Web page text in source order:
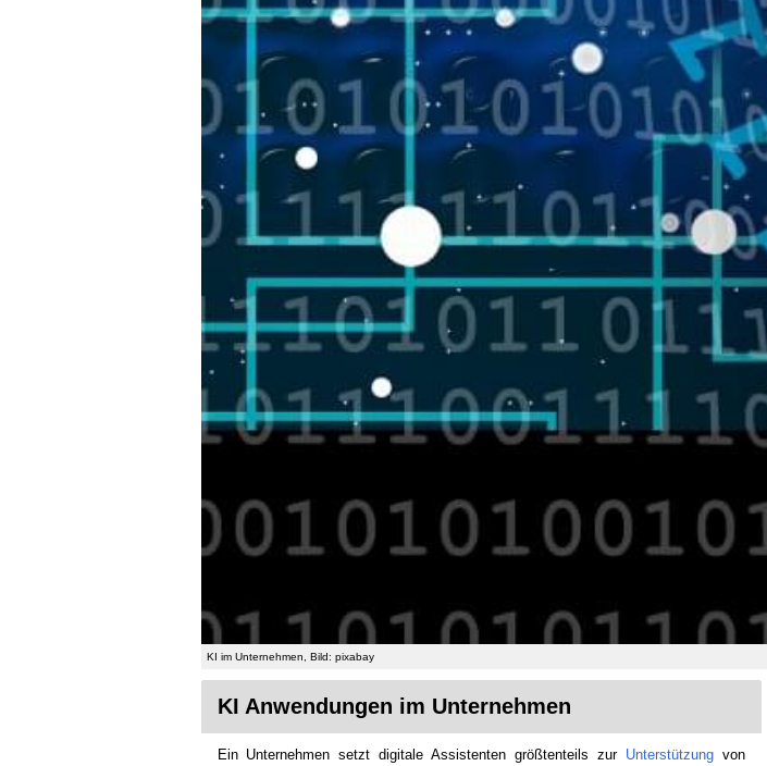
KI im Unternehmen, Bild: pixabay
KI Anwendungen im Unternehmen
Ein Unternehmen setzt digitale Assistenten größtenteils zur Unterstützungvon